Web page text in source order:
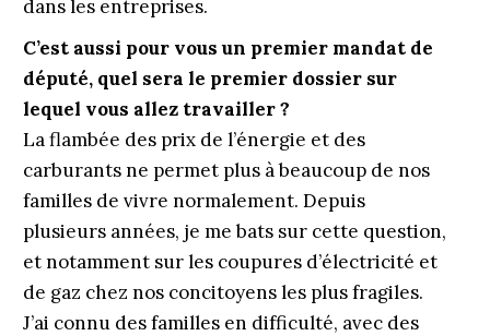
dans les entreprises.
C’est aussi pour vous un premier mandat de
député, quel sera le premier dossier sur
lequel vous allez travailler ?
La flambée des prix de l’énergie et des
carburants ne permet plus à beaucoup de nos
familles de vivre normalement. Depuis
plusieurs années, je me bats sur cette question,
et notamment sur les coupures d’électricité et
de gaz chez nos concitoyens les plus fragiles.
J’ai connu des familles en difficulté, avec des